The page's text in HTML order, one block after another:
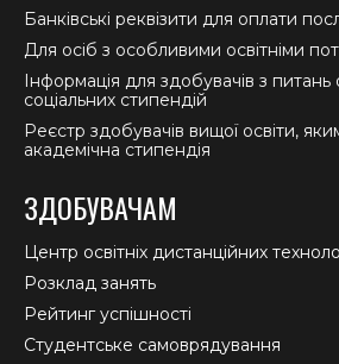
Банківські реквізити для оплати
Для осіб з особливими освітніми
Інформація для здобувачів з
соціальних стипендій
Реєстр здобувачів вищої освіти,
академічна стипендія
ЗДОБУВАЧАМ
Центр освітніх дистанційних
Розклад занять
Рейтинг успішності
Студентське самоврядування